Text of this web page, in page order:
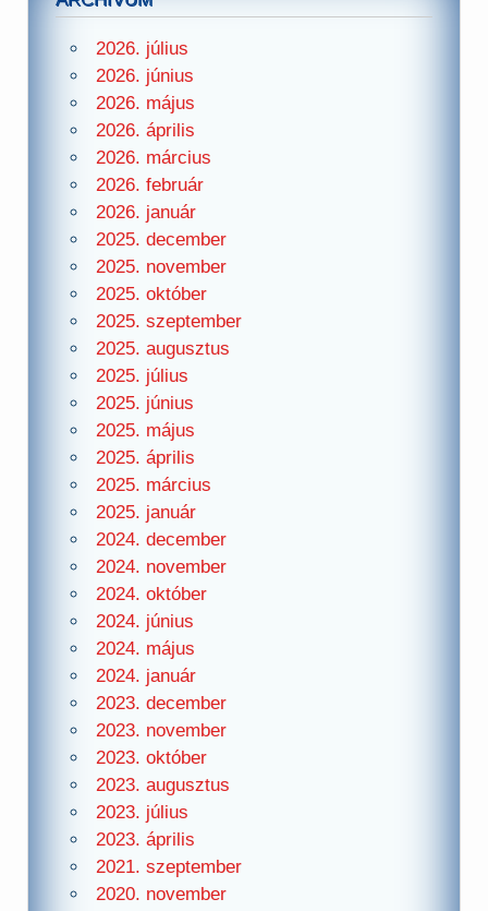
2026. július
2026. június
2026. május
2026. április
2026. március
2026. február
2026. január
2025. december
2025. november
2025. október
2025. szeptember
2025. augusztus
2025. július
2025. június
2025. május
2025. április
2025. március
2025. január
2024. december
2024. november
2024. október
2024. június
2024. május
2024. január
2023. december
2023. november
2023. október
2023. augusztus
2023. július
2023. április
2021. szeptember
2020. november